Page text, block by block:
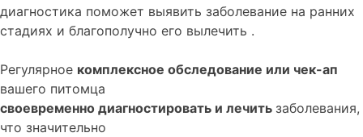
диагностика поможет выявить заболевание на ранних
стадиях и благополучно его вылечить .
Регулярное комплексное обследование или чек-ап
вашего питомца
своевременно диагностировать и лечить заболевания,
что значительно